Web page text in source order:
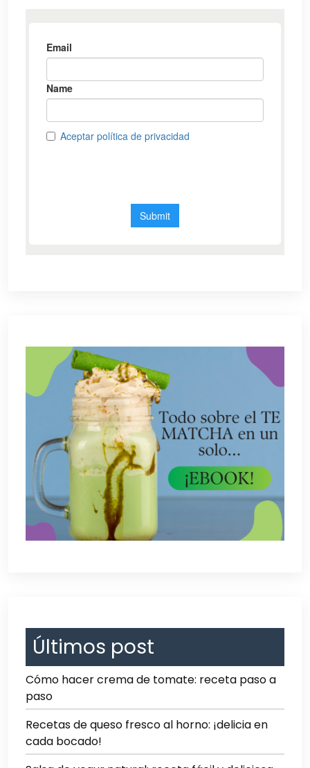
Últimos post
Cómo hacer crema de tomate: receta paso a
paso
Recetas de queso fresco al horno: ¡delicia en
cada bocado!